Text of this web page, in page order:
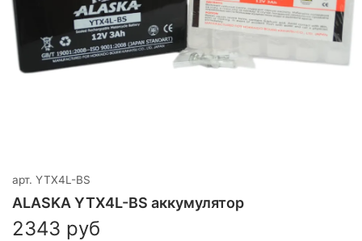
арт. YTX4L-BS
ALASKA YTX4L-BS аккумулятор
2343 руб